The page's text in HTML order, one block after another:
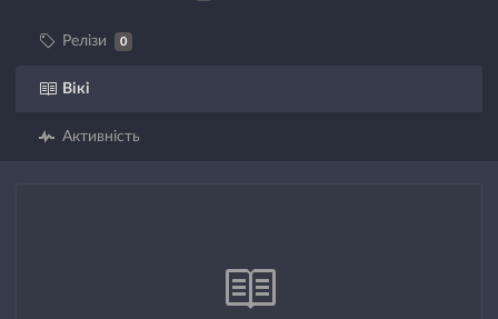
Релізи 0
Вікі
Активність